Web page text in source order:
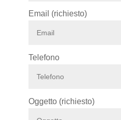
Email (richiesto)
Telefono
Oggetto (richiesto)